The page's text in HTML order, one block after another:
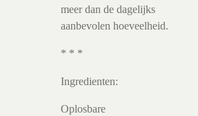
meer dan de dagelijks
aanbevolen hoeveelheid.
* * *
Ingredienten:
Oplosbare